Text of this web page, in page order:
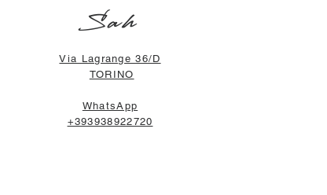
Sah
Via Lagrange 36/D
TORINO
WhatsApp
+393938922720